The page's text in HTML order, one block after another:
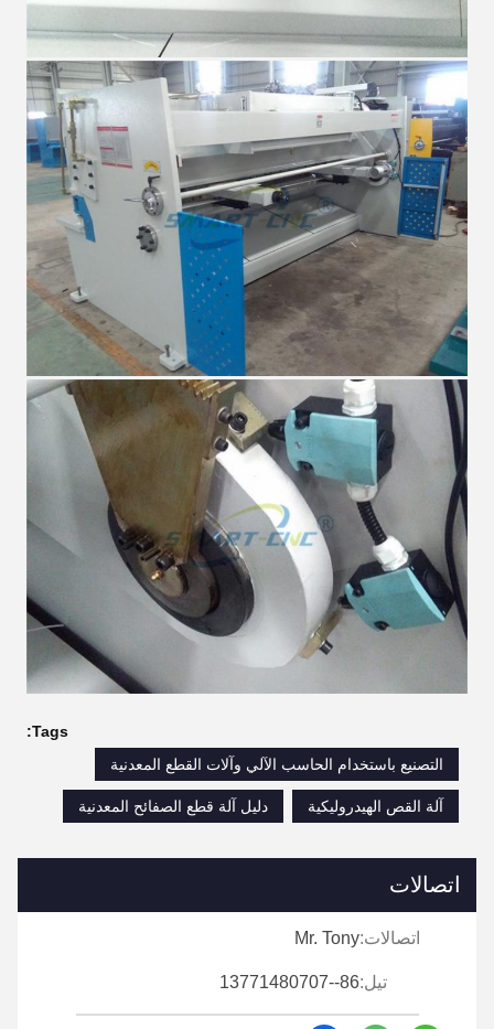
Tags:
التصنيع باستخدام الحاسب الآلي وآلات القطع المعدنية
آلة القص الهيدروليكية دليل آلة قطع الصفائح المعدنية
اتصالات
اتصالات:Mr. Tony
تيل:86--13771480707